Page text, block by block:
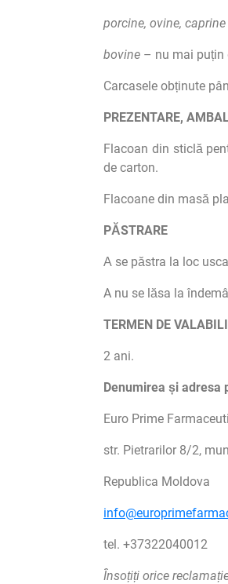
porcine, ovine, caprine
bovine – nu mai puțin
Carcasele obținute
PREZENTARE,
Flacoan din sticlă
de carton.
Flacoane din masă
PĂSTRARE
А se păstra la loc
A nu se lăsa la
TERMEN DE
2 ani.
Denumirea și adresa
Euro Prime
str. Pietrarilor 8/2,
Republica Moldova
tel. +37322040012
Însoțiți orice